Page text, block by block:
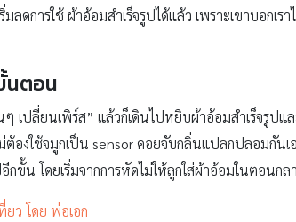
การใช้ ผ้าอ้อมสำเร็จรูปได้แล้ว เพราะเขาบอกเร
นตอน
ปลี่ยนเพิร์ส” แล้วก็เดินไปหยิบผ้าอ้อมสำเร็จรูปแ
องใช้จมูกเป็น sensor คอยจับกลิ่นแปลกปลอมกันเ
ขั้น โดยเริ่มจากการหัดไม่ให้ลูกใส่ผ้าอ้อมในตอนก
ว โดย พ่อเอก